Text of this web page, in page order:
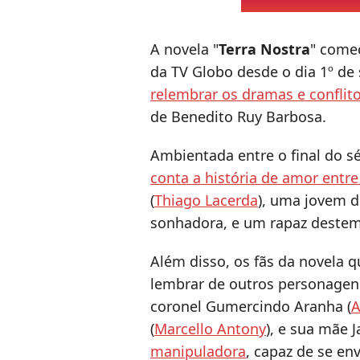
A novela "Terra Nostra"
da TV Globo desde o dia 1º
relembrar os dramas e
de Benedito Ruy Barbosa.
Ambientada entre o final do
conta a história de amor
(Thiago Lacerda), uma jovem
sonhadora, e um rapaz
Além disso, os fãs da novela
lembrar de outros
coronel Gumercindo Aranha (
(Marcello Antony), e sua mãe
manipuladora, capaz de se